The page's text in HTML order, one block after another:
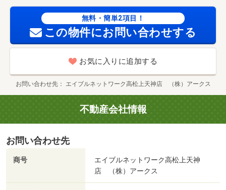
無料・簡単2項目！
この物件にお問い合わせする
お気に入りに追加する
お問い合わせ先 エイブルネットワーク高松上天神店 （株）アークス
不動産会社情報
お問い合わせ先
商号
エイブルネットワーク高松上天神
店 （株）アークス